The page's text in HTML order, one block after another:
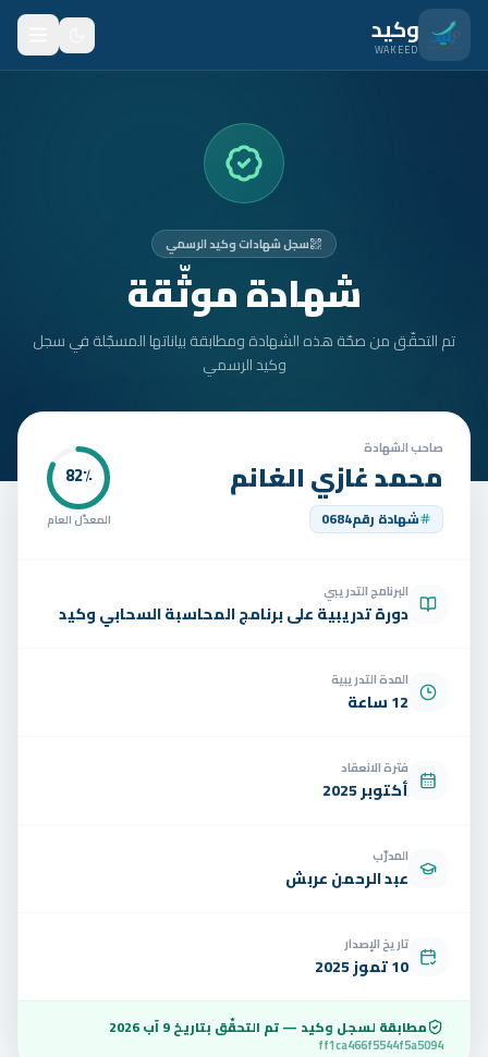
انتقل للمحتوى الرئيسي
وكيد
WAKEED
المتدربون
الأمان
تواصل
الوظائف
سجل شهادات وكيد الرسمي
شهادة موثّقة
تم التحقّق من صحّة هذه الشهادة ومطابقة بياناتها المسجّلة في سجل
وكيد الرسمي
صاحب الشهادة
محمد غازي الغانم
شهادة رقم0684
82٪
المعدّل العام
البرنامج التدريبي
دورة تدريبية على برنامج المحاسبة السحابي وكيد
المدة التدريبية
12 ساعة
فترة الانعقاد
أكتوبر 2025
المدرّب
عبد الرحمن عربش
تاريخ الإصدار
10 تموز 2025
مطابقة لسجل وكيد — تم التحقّق بتاريخ9 آب 2026
ff1ca466f5544f5a5094